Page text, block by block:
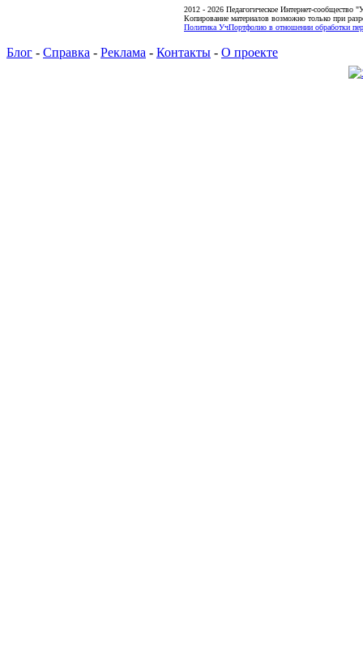
2012 - 2026 Педагогическое Интернет-сообщество
Копирование материалов возможно только при
Политика УчПортфолио в отношении обработки
Блог - Справка - Реклама - Контакты - О проекте